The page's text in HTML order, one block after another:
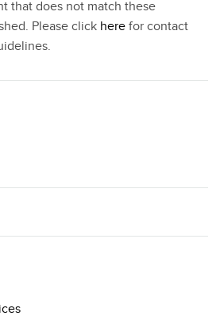
that does not match these
Please click here for contact